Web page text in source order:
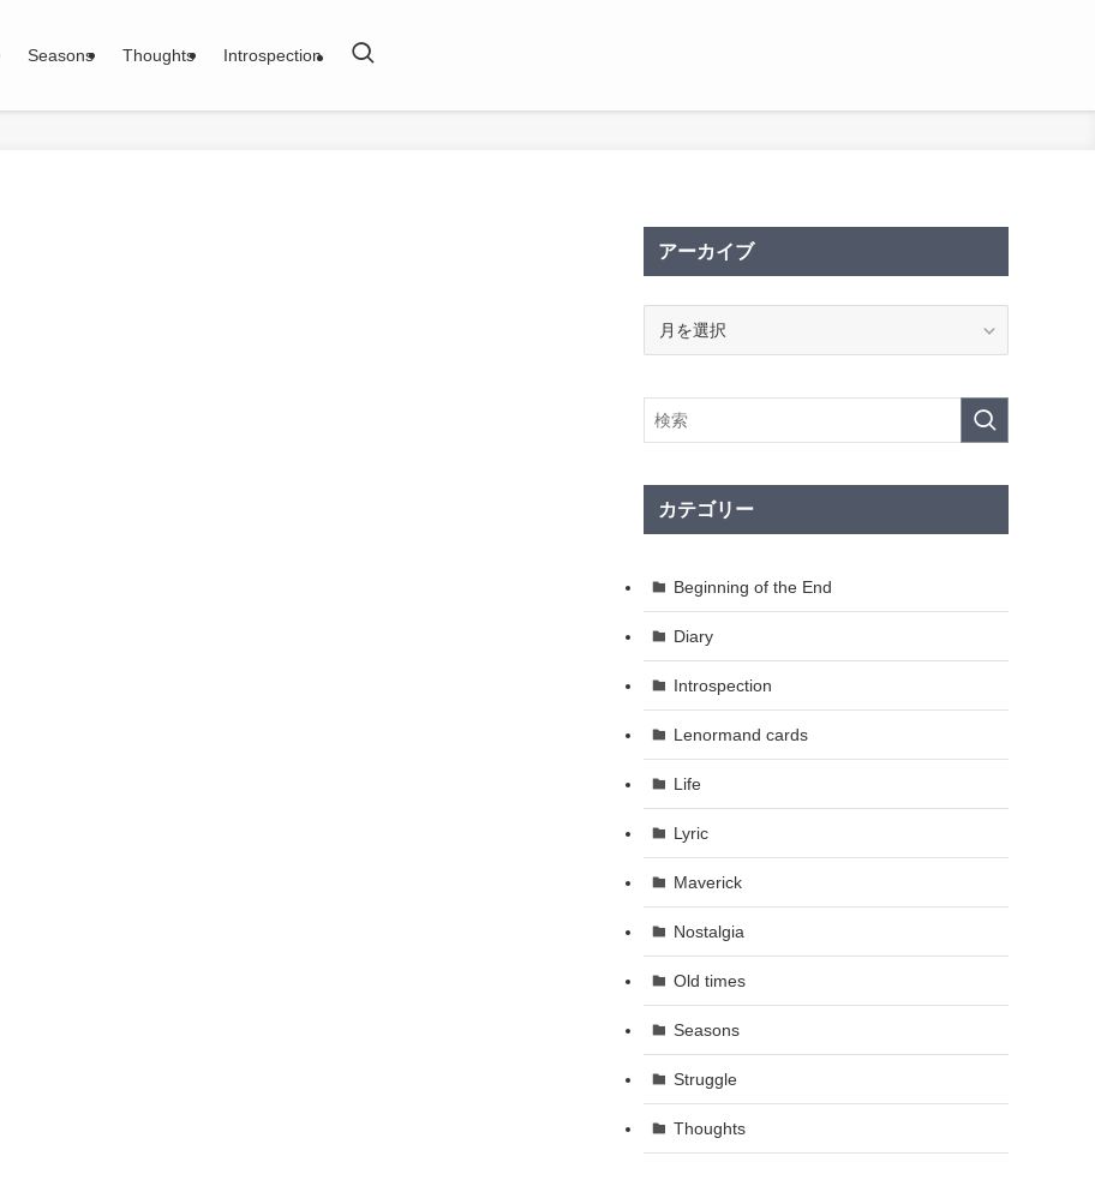
Seasons Thoughts Introspection
アーカイブ
イ
ブ
カテゴリー
Beginning of the End
Diary
Introspection
Lenormand cards
Life
Lyric
Maverick
Nostalgia
Old times
Seasons
Struggle
Thoughts